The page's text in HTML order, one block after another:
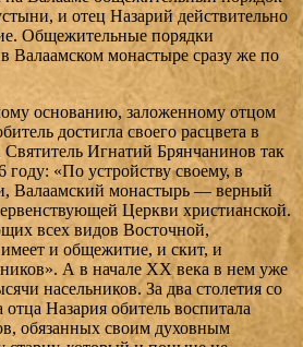
и отец Назарий действительно
Общежительные порядки
Валаамском монастыре сразу же по
основанию, заложенному отцом
достигла своего расцвета в
Святитель Игнатий Брянчанинов так
году: «По устройству своему, в
Валаамский монастырь — верный
Церкви христианской.
всех видов Восточной,
и общежитие, и скит, и
А в начале XX века в нем уже
насельников. За два столетия со
отца Назария обитель воспитала
обязанных своим духовным